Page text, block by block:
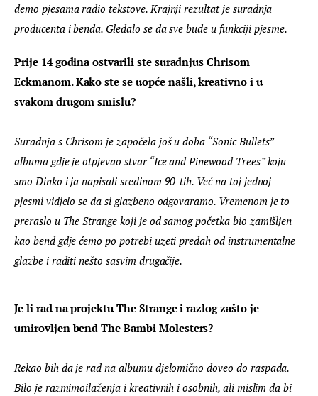
demo pjesama radio tekstove. Krajnji rezultat je suradnja
producenta i benda. Gledalo se da sve bude u funkciji pjesme.
Prije 14 godina ostvarili ste suradnjus Chrisom
Eckmanom. Kako ste se uopće našli, kreativno i u
svakom drugom smislu?
Suradnja s Chrisom je započela još u doba “Sonic Bullets”
albuma gdje je otpjevao stvar “Ice and Pinewood Trees” koju
smo Dinko i ja napisali sredinom 90-tih. Već na toj jednoj
pjesmi vidjelo se da si glazbeno odgovaramo. Vremenom je to
preraslo u The Strange koji je od samog početka bio zamišljen
kao bend gdje ćemo po potrebi uzeti predah od instrumentalne
glazbe i raditi nešto sasvim drugačije.
Je li rad na projektu The Strange i razlog zašto je
umirovljen bend The Bambi Molesters?
Rekao bih da je rad na albumu djelomično doveo do raspada.
Bilo je razmimoilaženja i kreativnih i osobnih, ali mislim da bi